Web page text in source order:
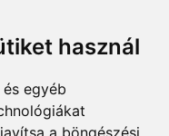
használ
egyéb
a böngészési
t